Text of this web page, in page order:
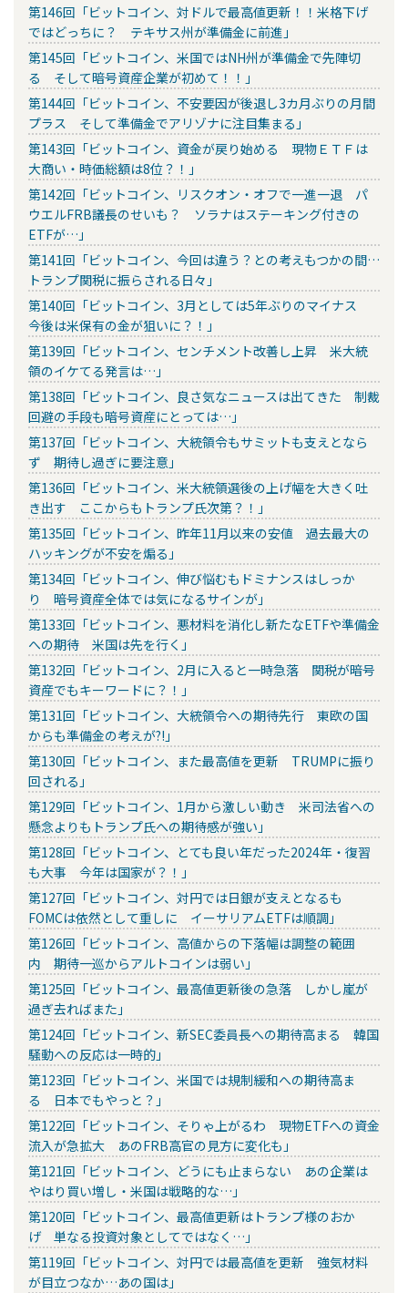
第146回「ビットコイン、対ドルで最高値更新！！米格下げ
ではどっちに？ テキサス州が準備金に前進」
第145回「ビットコイン、米国ではNH州が準備金で先陣切
る そして暗号資産企業が初めて！！」
第144回「ビットコイン、不安要因が後退し3カ月ぶりの月間
プラス そして準備金でアリゾナに注目集まる」
第143回「ビットコイン、資金が戻り始める 現物ＥＴＦは
大商い・時価総額は8位？！」
第142回「ビットコイン、リスクオン・オフで一進一退 パ
ウエルFRB議長のせいも？ ソラナはステーキング付きの
ETFが…」
第141回「ビットコイン、今回は違う？との考えもつかの間…
トランプ関税に振らされる日々」
第140回「ビットコイン、3月としては5年ぶりのマイナス
今後は米保有の金が狙いに？！」
第139回「ビットコイン、センチメント改善し上昇 米大統
領のイケてる発言は…」
第138回「ビットコイン、良さ気なニュースは出てきた 制裁
回避の手段も暗号資産にとっては…」
第137回「ビットコイン、大統領令もサミットも支えとなら
ず 期待し過ぎに要注意」
第136回「ビットコイン、米大統領選後の上げ幅を大きく吐
き出す ここからもトランプ氏次第？！」
第135回「ビットコイン、昨年11月以来の安値 過去最大の
ハッキングが不安を煽る」
第134回「ビットコイン、伸び悩むもドミナンスはしっか
り 暗号資産全体では気になるサインが」
第133回「ビットコイン、悪材料を消化し新たなETFや準備金
への期待 米国は先を行く」
第132回「ビットコイン、2月に入ると一時急落 関税が暗号
資産でもキーワードに？！」
第131回「ビットコイン、大統領令への期待先行 東欧の国
からも準備金の考えが?!」
第130回「ビットコイン、また最高値を更新 TRUMPに振り
回される」
第129回「ビットコイン、1月から激しい動き 米司法省への
懸念よりもトランプ氏への期待感が強い」
第128回「ビットコイン、とても良い年だった2024年・復習
も大事 今年は国家が？！」
第127回「ビットコイン、対円では日銀が支えとなるも
FOMCは依然として重しに イーサリアムETFは順調」
第126回「ビットコイン、高値からの下落幅は調整の範囲
内 期待一巡からアルトコインは弱い」
第125回「ビットコイン、最高値更新後の急落 しかし嵐が
過ぎ去ればまた」
第124回「ビットコイン、新SEC委員長への期待高まる 韓国
騒動への反応は一時的」
第123回「ビットコイン、米国では規制緩和への期待高ま
る 日本でもやっと？」
第122回「ビットコイン、そりゃ上がるわ 現物ETFへの資金
流入が急拡大 あのFRB高官の見方に変化も」
第121回「ビットコイン、どうにも止まらない あの企業は
やはり買い増し・米国は戦略的な…」
第120回「ビットコイン、最高値更新はトランプ様のおか
げ 単なる投資対象としてではなく…」
第119回「ビットコイン、対円では最高値を更新 強気材料
が目立つなか…あの国は」